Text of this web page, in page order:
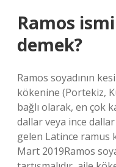
Ramos
demek?
Ramos soyadının
kökenine (Portekiz,
bağlı olarak, en çok
dallar veya ince dallar
gelen Latince ramus
Mart 2019Ramos